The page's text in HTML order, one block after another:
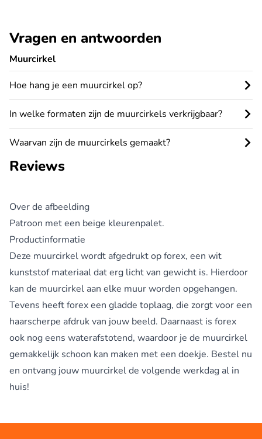
Vragen en antwoorden
Muurcirkel
Hoe hang je een muurcirkel op?
In welke formaten zijn de muurcirkels verkrijgbaar?
Waarvan zijn de muurcirkels gemaakt?
Reviews
Over de afbeelding
Patroon met een beige kleurenpalet.
Productinformatie
Deze muurcirkelwordt afgedrukt op forex, een wit
kunststof materiaal dat erg licht van gewicht is. Hierdoor
kan de muurcirkel aan elke muur worden opgehangen.
Tevens heeft forex een gladde toplaag, die zorgt voor een
haarscherpe afdruk van jouw beeld. Daarnaast is forex
ook nog eens waterafstotend, waardoor je de muurcirkel
gemakkelijk schoon kan maken met een doekje. Bestel nu
en ontvang jouw muurcirkel de volgende werkdag al in
huis!